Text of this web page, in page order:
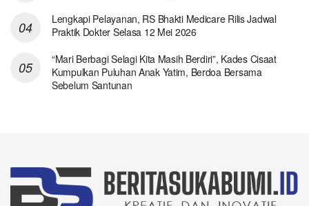
Lengkapi Pelayanan, RS Bhakti Medicare Rilis Jadwal
Praktik Dokter Selasa 12 Mei 2026
“Mari Berbagi Selagi Kita Masih Berdiri”, Kades Cisaat
Kumpulkan Puluhan Anak Yatim, Berdoa Bersama
Sebelum Santunan